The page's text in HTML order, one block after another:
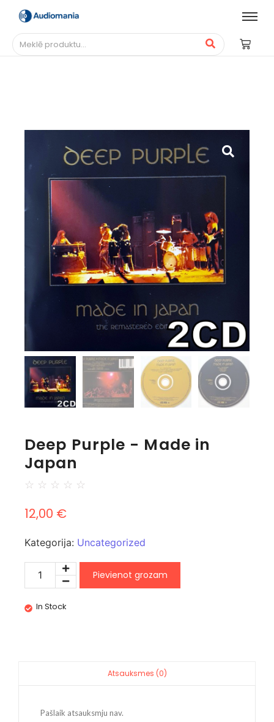
Deep Purple - Made in
Japan
☆ ☆ ☆ ☆ ☆
12,00 €
Kategorija: Uncategorized
Pievienot grozam
In Stock
Atsauksmes (0)
Pašlaik atsauksmju nav.